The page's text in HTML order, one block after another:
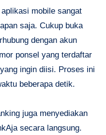
mobile sangat
saja. Cukup buka
dengan akun
ponsel yang terdaftar
ingin diisi. Proses ini
beberapa detik.
juga menyediakan
secara langsung.